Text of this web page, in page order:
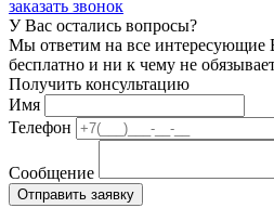
заказать звонок
У Вас остались вопросы?
Мы ответим на все интересующие
бесплатно и ни к чему не
Получить консультацию
Имя
Телефон
Сообщение